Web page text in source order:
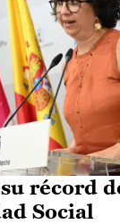
récord
Social